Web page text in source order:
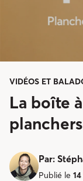
VIDÉOS ET
La boîte
planchers
Par:
Publié le